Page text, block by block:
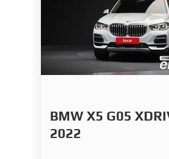
BMW X5 G05
2022